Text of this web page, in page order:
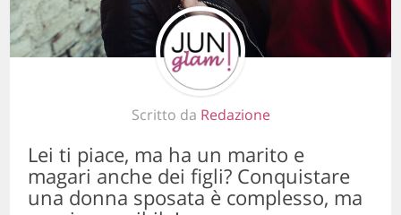
Scritto da Redazione
Lei ti piace, ma ha un marito e
magari anche dei figli? Conquistare
una donna sposata è complesso, ma